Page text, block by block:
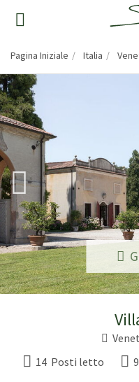
Pagina Iniziale Italia
14 Posti letto